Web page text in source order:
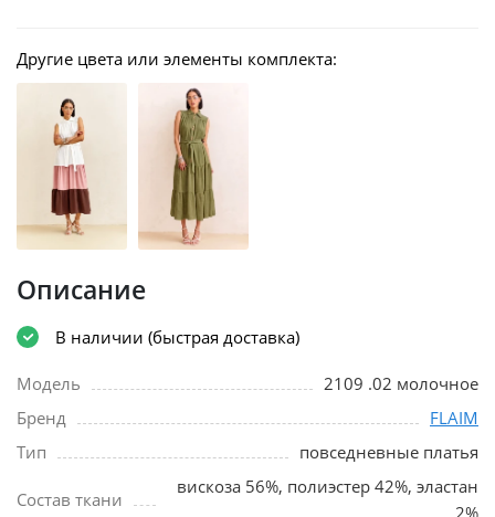
Другие цвета или элементы комплекта:
Описание
В наличии (быстрая доставка)
Модель
2109 .02 молочное
Бренд
FLAIM
Тип
повседневные платья
Состав ткани
вискоза 56%, полиэстер 42%, эластан